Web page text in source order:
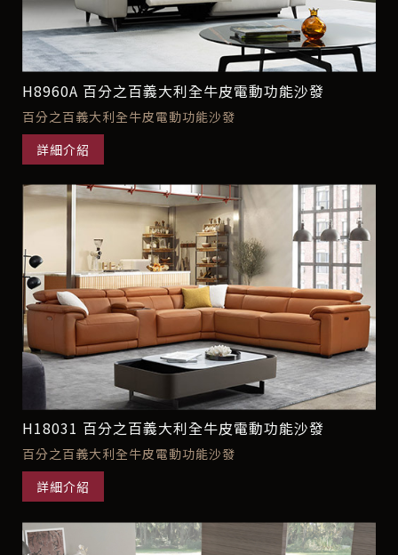
H8960A 百分之百義大利全牛皮電動功能沙發
百分之百義大利全牛皮電動功能沙發
詳細介紹
H18031 百分之百義大利全牛皮電動功能沙發
百分之百義大利全牛皮電動功能沙發
詳細介紹